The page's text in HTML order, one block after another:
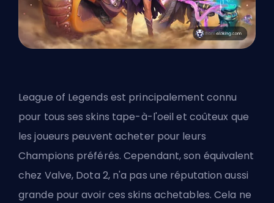
League of Legends est principalement connu
pour tous ses skins tape-à-l'oeil et coûteux que
les joueurs peuvent acheter pour leurs
Champions préférés. Cependant, son équivalent
chez Valve, Dota 2, n'a pas une réputation aussi
grande pour avoir ces skins achetables. Cela ne